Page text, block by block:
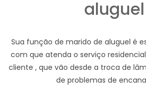
aluguel
Sua função de marido de aluguel é
com que atenda o serviço
cliente , que vão desde a troca de
de problemas de